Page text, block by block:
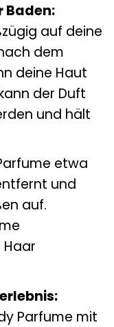
Baden:
auf deine
dem
deine Haut
der Duft
und hält
etwa
und
auf.
Parfume mit